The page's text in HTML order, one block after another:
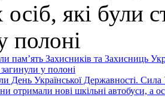
які були
полоні